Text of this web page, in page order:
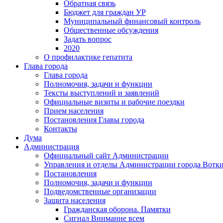
Обратная связь
Бюджет для граждан УР
Муниципальный финансовый контроль
Общественные обсуждения
Задать вопрос
2020
О профилактике гепатита
Глава города
Глава города
Полномочия, задачи и функции
Тексты выступлений и заявлений
Официальные визиты и рабочие поездки
Прием населения
Постановления Главы города
Контакты
Дума
Администрация
Официальный сайт Администрации
Управления и отделы Администрации города
Постановления
Полномочия, задачи и функции
Подведомственные организации
Защита населения
Гражданская оборона. Памятки
Сигнал Внимание всем